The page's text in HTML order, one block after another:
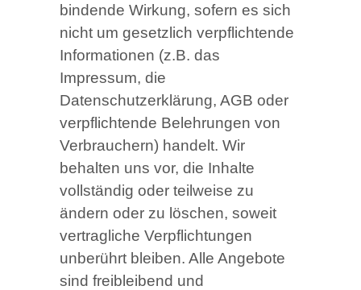
bindende Wirkung, sofern es sich
nicht um gesetzlich verpflichtende
Informationen (z.B. das
Impressum, die
Datenschutzerklärung, AGB oder
verpflichtende Belehrungen von
Verbrauchern) handelt. Wir
behalten uns vor, die Inhalte
vollständig oder teilweise zu
ändern oder zu löschen, soweit
vertragliche Verpflichtungen
unberührt bleiben. Alle Angebote
sind freibleibend und